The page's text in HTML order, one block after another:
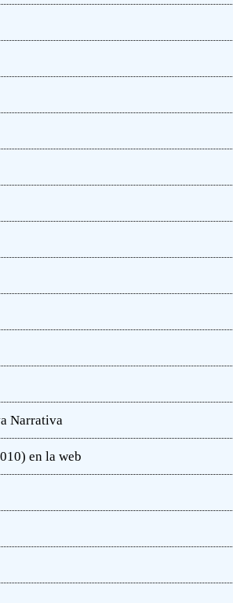
Narrativa
en la web